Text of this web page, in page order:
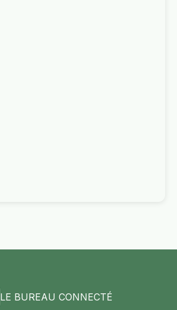
LE BUREAU CONNECTÉ